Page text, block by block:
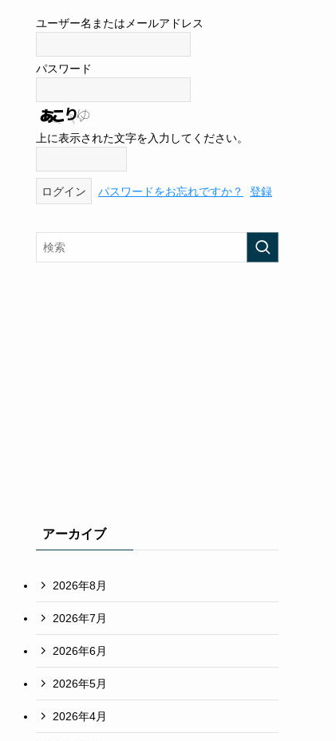
ユーザー名またはメールアドレス
パスワード
上に表示された文字を入力してください。
パスワードをお忘れですか？ 登録
アーカイブ
2026年8月
2026年7月
2026年6月
2026年5月
2026年4月